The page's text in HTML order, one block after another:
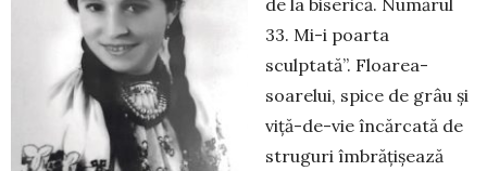
de la bise­rică. Numărul
33. Mi-i poarta
sculptată”. Floarea-
soarelui, spi­ce de grâu și
viță-de-vie încărcată de
struguri îmbrățișează